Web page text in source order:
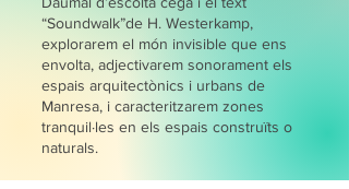
“Soundwalk”de H. Westerkamp,
explorarem el món invisible que ens
envolta, adjectivarem sonorament els
espais arquitectònics i urbans de
Manresa, i caracteritzarem zones
tranquil·les en els espais construïts o
naturals.